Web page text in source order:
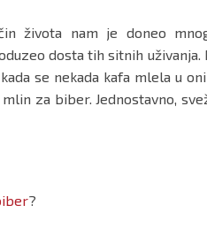
života nam je doneo
dosta tih sitnih uživanja.
se nekada kafa mlela u
za biber. Jednostavno,
?